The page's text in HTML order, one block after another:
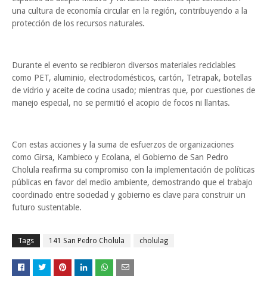
una cultura de economía circular en la región, contribuyendo a la
protección de los recursos naturales.
Durante el evento se recibieron diversos materiales reciclables
como PET, aluminio, electrodomésticos, cartón, Tetrapak, botellas
de vidrio y aceite de cocina usado; mientras que, por cuestiones de
manejo especial, no se permitió el acopio de focos ni llantas.
Con estas acciones y la suma de esfuerzos de organizaciones
como Girsa, Kambieco y Ecolana, el Gobierno de San Pedro
Cholula reafirma su compromiso con la implementación de políticas
públicas en favor del medio ambiente, demostrando que el trabajo
coordinado entre sociedad y gobierno es clave para construir un
futuro sustentable.
Tags 141 San Pedro Cholula cholulag